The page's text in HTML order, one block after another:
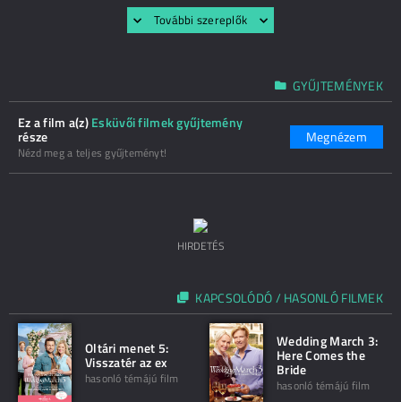
További szereplők
GYŰJTEMÉNYEK
Ez a film a(z)Esküvői filmek gyűjtemény
része
Nézd meg a teljes gyűjteményt!
Megnézem
HIRDETÉS
KAPCSOLÓDÓ / HASONLÓ FILMEK
Oltári menet 5:
Visszatér az ex
hasonló témájú film
Wedding March 3:
Here Comes the
Bride
hasonló témájú film